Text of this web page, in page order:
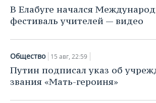
НЕФТЕХИМИЯ
НЕФТЬ
ЭНЕРГЕТИКА
РОЗНИЧНАЯ ТОРГОВЛЯ
ТРАНСПОРТ
УСЛУГИ
НОВОСТИ ТЕХНОЛОГИЙ
IT
МЕДИА
ТЕЛЕКОММУНИКАЦИИ
МЕРОПРИЯТИЯ
НОВОСТИ МЕРОПРИЯТИЙ
ВЫЕЗДНАЯ РЕДАКЦИЯ
БИЗНЕС-БРАНЧИ
СПОРТ
НОВОСТИ СПОРТА
ФУТБОЛ
ОБЩЕСТВО
НОВОСТИ ОБЩЕСТВА
В Елабуге начался
фестиваль учителей — видео
Общество 15 авг, 22:59
Путин подписал указ об
звания «Мать-героиня»